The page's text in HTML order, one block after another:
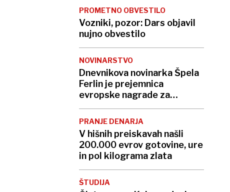
PROMETNO OBVESTILO
Vozniki, pozor: Dars objavil
nujno obvestilo
NOVINARSTVO
Dnevnikova novinarka Špela
Ferlin je prejemnica
evropske nagrade za
odličnost
PRANJE DENARJA
V hišnih preiskavah našli
200.000 evrov gotovine, ure
in pol kilograma zlata
ŠTUDIJA